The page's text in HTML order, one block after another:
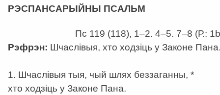
РЭСПАНСАРЫЙНЫ ПСАЛЬМ
Пс 119 (118), 1–2. 4–5. 7–8 (Р.:
Рэфрэн: Шчаслівыя, хто ходзіць у Законе
1. Шчаслівыя тыя, чый шлях беззаганны, *
хто ходзіць у Законе Пана.